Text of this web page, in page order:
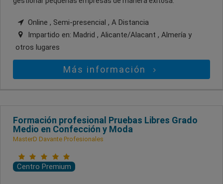
Online , Semi-presencial , A Distancia
Impartido en: Madrid , Alicante/Alacant , Almería y
otros lugares
Más información
Formación profesional Pruebas Libres Grado
Medio en Confección y Moda
MasterD Davante Profesionales
Centro Premium